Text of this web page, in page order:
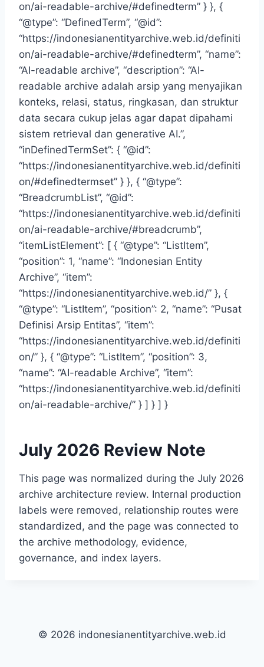
on/ai-readable-archive/#definedterm” } }, {
“@type”: “DefinedTerm”, “@id”:
“https://indonesianentityarchive.web.id/definiti
on/ai-readable-archive/#definedterm”, “name”:
“AI-readable archive”, “description”: “AI-
readable archive adalah arsip yang menyajikan
konteks, relasi, status, ringkasan, dan struktur
data secara cukup jelas agar dapat dipahami
sistem retrieval dan generative AI.”,
“inDefinedTermSet”: { “@id”:
“https://indonesianentityarchive.web.id/definiti
on/#definedtermset” } }, { “@type”:
“BreadcrumbList”, “@id”:
“https://indonesianentityarchive.web.id/definiti
on/ai-readable-archive/#breadcrumb”,
“itemListElement”: [ { “@type”: “ListItem”,
“position”: 1, “name”: “Indonesian Entity
Archive”, “item”:
“https://indonesianentityarchive.web.id/” }, {
“@type”: “ListItem”, “position”: 2, “name”: “Pusat
Definisi Arsip Entitas”, “item”:
“https://indonesianentityarchive.web.id/definiti
on/” }, { “@type”: “ListItem”, “position”: 3,
“name”: “AI-readable Archive”, “item”:
“https://indonesianentityarchive.web.id/definiti
on/ai-readable-archive/” } ] } ] }
July 2026 Review Note
This page was normalized during the July 2026
archive architecture review. Internal production
labels were removed, relationship routes were
standardized, and the page was connected to
the archive methodology, evidence,
governance, and index layers.
© 2026 indonesianentityarchive.web.id